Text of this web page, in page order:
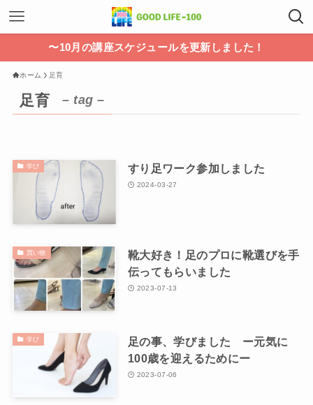
〜10月の講座スケジュールを更新しました！
ホーム 足育
足育 – tag –
学び すり足ワーク参加しました
2024-03-27
買い物
靴大好き！足のプロに靴選びを手
伝ってもらいました
2023-07-13
学び
足の事、学びました ー元気に
100歳を迎えるためにー
2023-07-06